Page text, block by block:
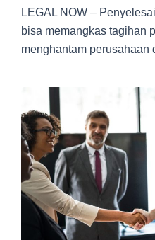
LEGAL NOW –
bisa memangkas tagihan
menghantam perusahaan